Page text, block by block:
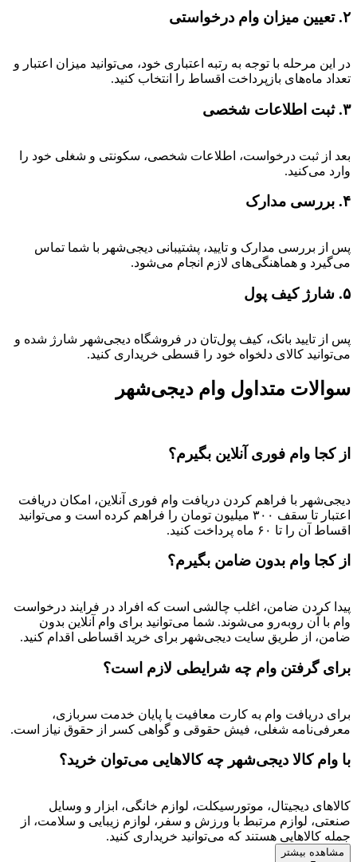
۲. تعیین میزان وام درخواستی
در این مرحله با توجه به رتبه اعتباری خود، می‌توانید میزان اعتبار و
تعداد ماه‌های بازپرداخت اقساط را انتخاب کنید.
۳. ثبت اطلاعات شخصی
بعد از ثبت درخواست، اطلاعات شخصی، سکونتی و شغلی خود را
وارد می‌کنید.
۴. بررسی مدارک
پس از بررسی مدارک و تایید، پشتیبانی دیجی‌شهر با شما تماس
می‌گیرد و هماهنگی‌های لازم انجام می‌شود.
۵. شارژ کیف پول
پس از تایید بانک، کیف پول‌تان در فروشگاه دیجی‌شهر شارژ شده و
می‌توانید کالای دلخواه خود را قسطی خریداری کنید.
سوالات متداول وام دیجی‌شهر
از کجا وام فوری آنلاین بگیرم؟
دیجی‌شهر با فراهم کردن دریافت وام فوری آنلاین، امکان دریافت
اعتبار تا سقف ۳۰۰ میلیون تومان را فراهم کرده است و می‌توانید
اقساط آن را تا ۶۰ ماه پرداخت کنید.
از کجا وام بدون ضامن بگیرم؟
پیدا کردن ضامن، اغلب چالشی است که افراد در فرایند درخواست
وام با آن روبه‌رو می‌شوند. شما می‌توانید برای وام آنلاین بدون
ضامن، از طریق سایت دیجی‌شهر برای خرید اقساطی اقدام کنید.
برای گرفتن وام چه شرایطی لازم است؟
برای دریافت وام به کارت معافیت یا پایان خدمت سربازی،
معرفی‌نامه شغلی، فیش حقوقی و گواهی کسر از حقوق نیاز است.
با وام کالا دیجی‌شهر چه کالاهایی می‌توان خرید؟
کالاهای دیجیتال، موتورسیکلت، لوازم خانگی، ابزار و وسایل
صنعتی، لوازم مرتبط با ورزش و سفر، لوازم زیبایی و سلامت، از
جمله کالاهایی هستند که می‌توانید خریداری کنید.
مشاهده بیشتر